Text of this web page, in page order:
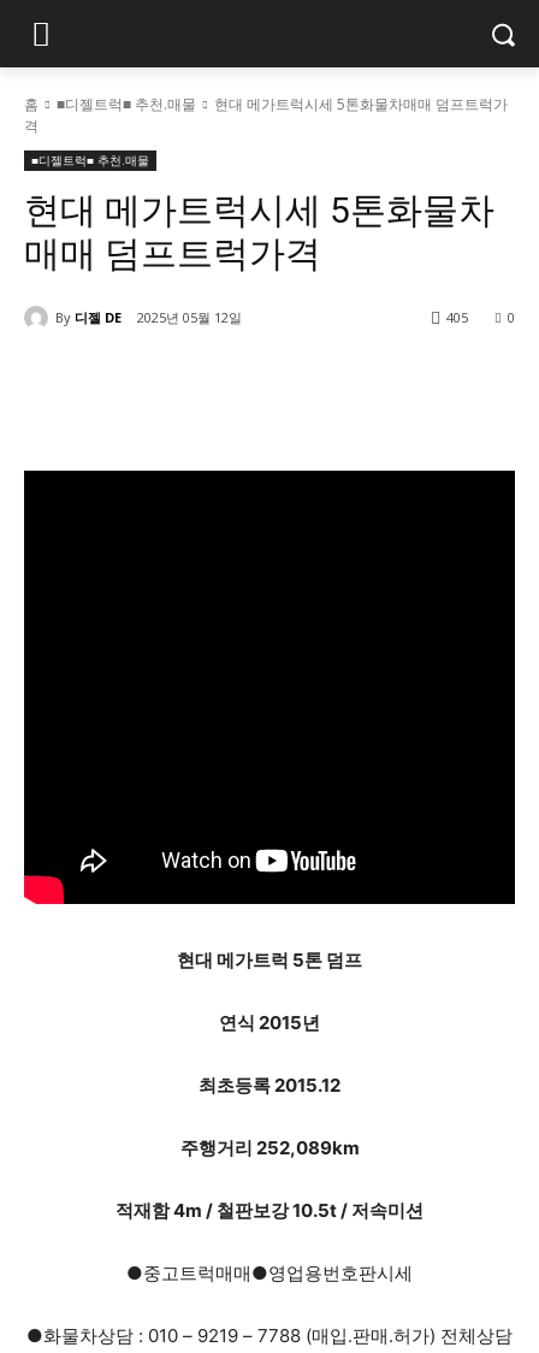
홈 ■디젤트럭■ 추천.매물
현대 메가트럭시세 5톤화물차매매 덤프트럭가
격
■디젤트럭■ 추천.매물
현대 메가트럭시세 5톤화물차
매매 덤프트럭가격
By 디젤 DE 2025년 05월 12일 0
405
현대 메가트럭 5톤 덤프
연식 2015년
최초등록 2015.12
주행거리 252,089km
적재함 4m / 철판보강 10.5t / 저속미션
●중고트럭매매●영업용번호판시세
●화물차상담 : 010 – 9219 – 7788 (매입.판매.허가) 전체상담